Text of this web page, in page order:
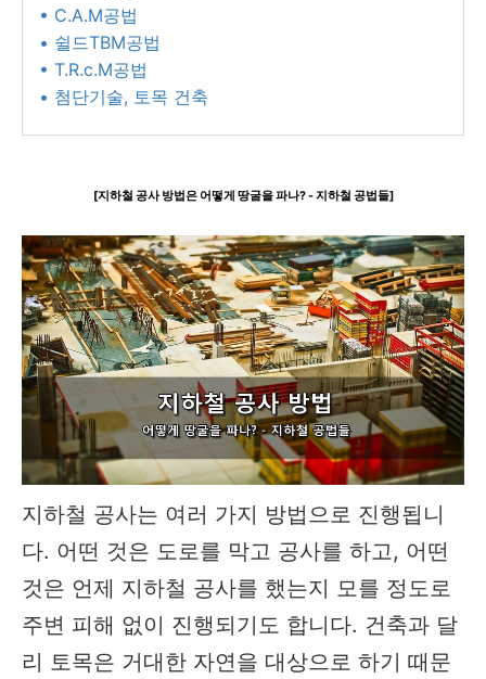
• C.A.M공법
• 쉴드TBM공법
• T.R.c.M공법
• 첨단기술, 토목 건축
[지하철 공사 방법은 어떻게 땅굴을 파나? - 지하철 공법들]
지하철 공사는 여러 가지 방법으로 진행됩니
다. 어떤 것은 도로를 막고 공사를 하고, 어떤
것은 언제 지하철 공사를 했는지 모를 정도로
주변 피해 없이 진행되기도 합니다. 건축과 달
리 토목은 거대한 자연을 대상으로 하기 때문